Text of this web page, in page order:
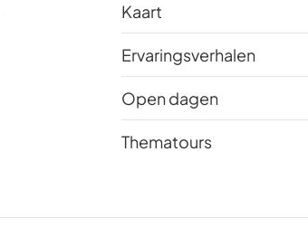
Kaart
Ervaringsverhalen
Open dagen
Thematours